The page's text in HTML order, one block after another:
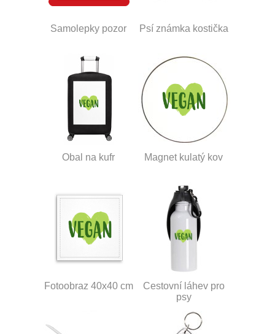
Samolepky pozor Psí známka kostička
Obal na kufr Magnet kulatý kov
Fotoobraz 40x40 cm
Cestovní láhev pro
psy